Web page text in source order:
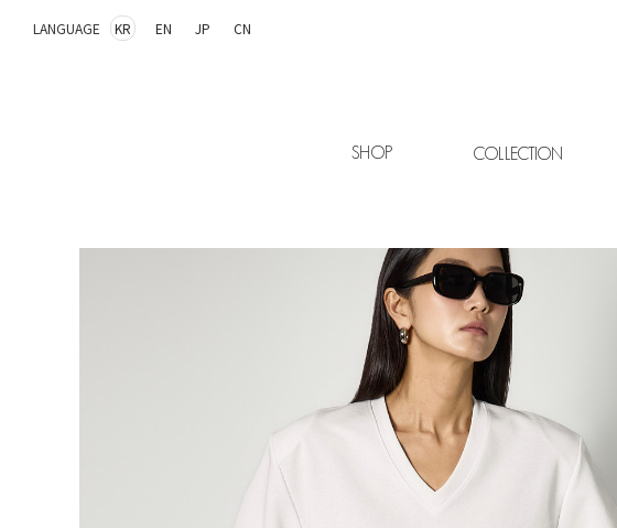
LANGUAGE KR EN JP CN
SHOP COLLECTION